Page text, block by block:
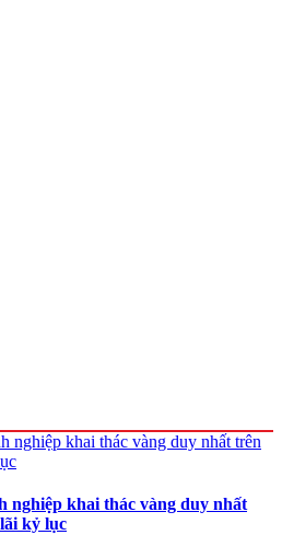
nghiệp khai thác vàng duy nhất
kỷ lục